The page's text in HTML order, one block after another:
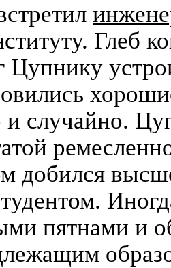
Глеб
Цупнику
и случайно.
добился
пятнами и